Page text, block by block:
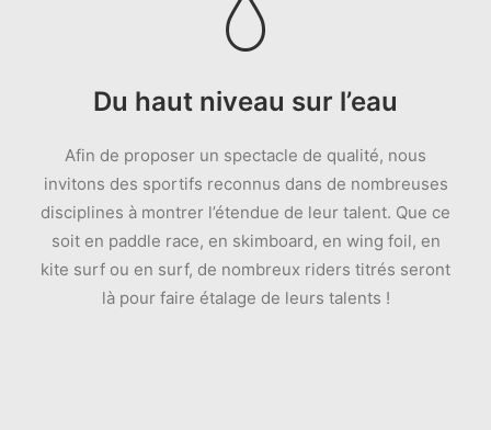
Du haut niveau sur l’eau
Afin de proposer un spectacle de qualité, nous
invitons des sportifs reconnus dans de nombreuses
disciplines à montrer l’étendue de leur talent. Que ce
soit en paddle race, en skimboard, en wing foil, en
kite surf ou en surf, de nombreux riders titrés seront
là pour faire étalage de leurs talents !